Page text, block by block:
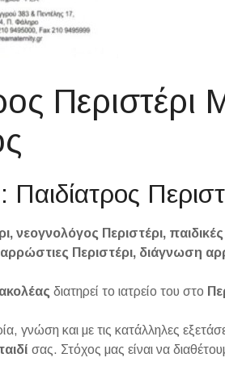
Παιδίατρος
νεογνολόγος Περιστέρι,
αρρώστιες Περιστέρι, διάγνωση
διατηρεί το ιατρείο του στο
γνώση και με τις κατάλληλες
σας. Στόχος μας είναι να